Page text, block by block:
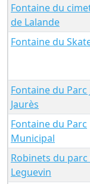
Fontaine du
de Lalande
Fontaine du
Fontaine du Parc
Jaurès
Fontaine du Parc
Municipal
Robinets du parc
Leguevin